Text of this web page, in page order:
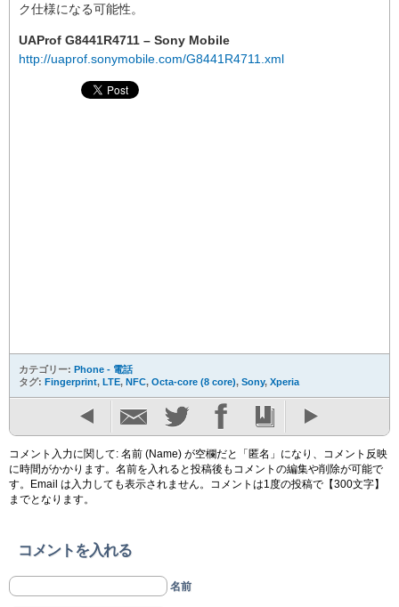
ク仕様になる可能性。
UAProf G8441R4711 – Sony Mobile
http://uaprof.sonymobile.com/G8441R4711.xml
カテゴリー: Phone - 電話
タグ: Fingerprint, LTE, NFC, Octa-core (8 core), Sony, Xperia
コメント入力に関して: 名前 (Name) が空欄だと「匿名」になり、コメント反映
に時間がかかります。名前を入れると投稿後もコメントの編集や削除が可能で
す。Email は入力しても表示されません。コメントは1度の投稿で【300文字】
までとなります。
コメントを入れる
名前